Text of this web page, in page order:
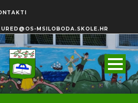
URED@OS-MSILOBODA.SKOLE.HR